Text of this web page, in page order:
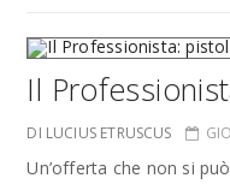
Il
DI LUCIUS ETRUSCUS
Un’offerta che non si